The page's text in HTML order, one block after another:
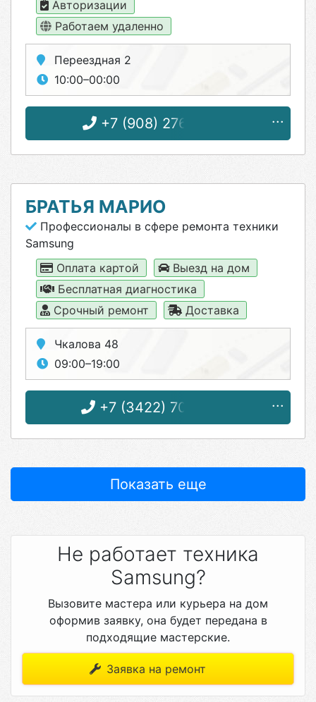
Авторизации
Работаем удаленно
Переездная 2
10:00–00:00
+7 (908) 276-05-26
БРАТЬЯ МАРИО
Профессионалы в сфере ремонта техники
Samsung
Оплата картой
Выезд на дом
Бесплатная диагностика
Срочный ремонт
Доставка
Чкалова 48
09:00–19:00
+7 (3422) 70-09-93
Показать еще
Не работает техника
Samsung?
Вызовите мастера или курьера на дом
оформив заявку, она будет передана в
подходящие мастерские.
Заявка на ремонт